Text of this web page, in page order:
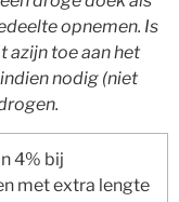
opnemen. Is
azijn toe aan het
nodig (niet
4% bij
met extra lengte